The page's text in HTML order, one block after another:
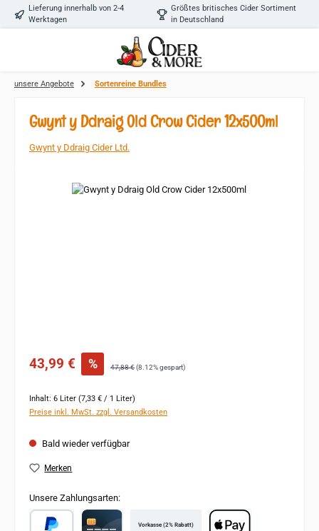
Zum Hauptinhalt springen
Lieferung innerhalb von 2-4
Werktagen
Größtes britisches Cider Sortiment
in Deutschland
unsere Angebote Sortenreine Bundles
Gwynt y Ddraig Old Crow Cider 12x500ml
Gwynt y Ddraig Cider Ltd.
Bildergalerie überspringen
Verkaufspreis:
43,99 € % Regulärer Preis:
47,88 €(8.12% gespart)
Inhalt: 6 Liter (7,33 € / 1 Liter)
Preise inkl. MwSt. zzgl. Versandkosten
Bald wieder verfügbar
Merken
Unsere Zahlungsarten:
Vorkasse (2% Rabatt)